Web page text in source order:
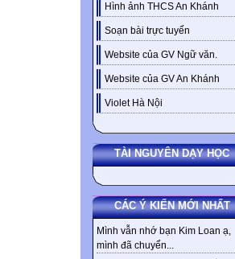
Hình ảnh THCS An Khánh
Soạn bài trực tuyến
Website của GV Ngữ văn.
Website của GV An Khánh
Violet Hà Nội
TÀI NGUYÊN DẠY HỌC
CÁC Ý KIẾN MỚI NHẤT
Mình vẫn nhớ bạn Kim Loan ạ,
mình đã chuyển...